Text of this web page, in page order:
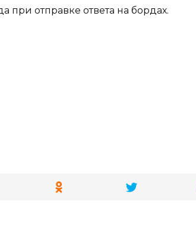
отправке ответа на бордах.